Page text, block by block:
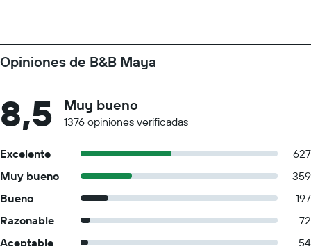
Opiniones de B&B Maya
8,5 Muy bueno
1376 opiniones verificadas
Excelente
627
Muy bueno
359
Bueno
197
Razonable
72
Aceptable
54